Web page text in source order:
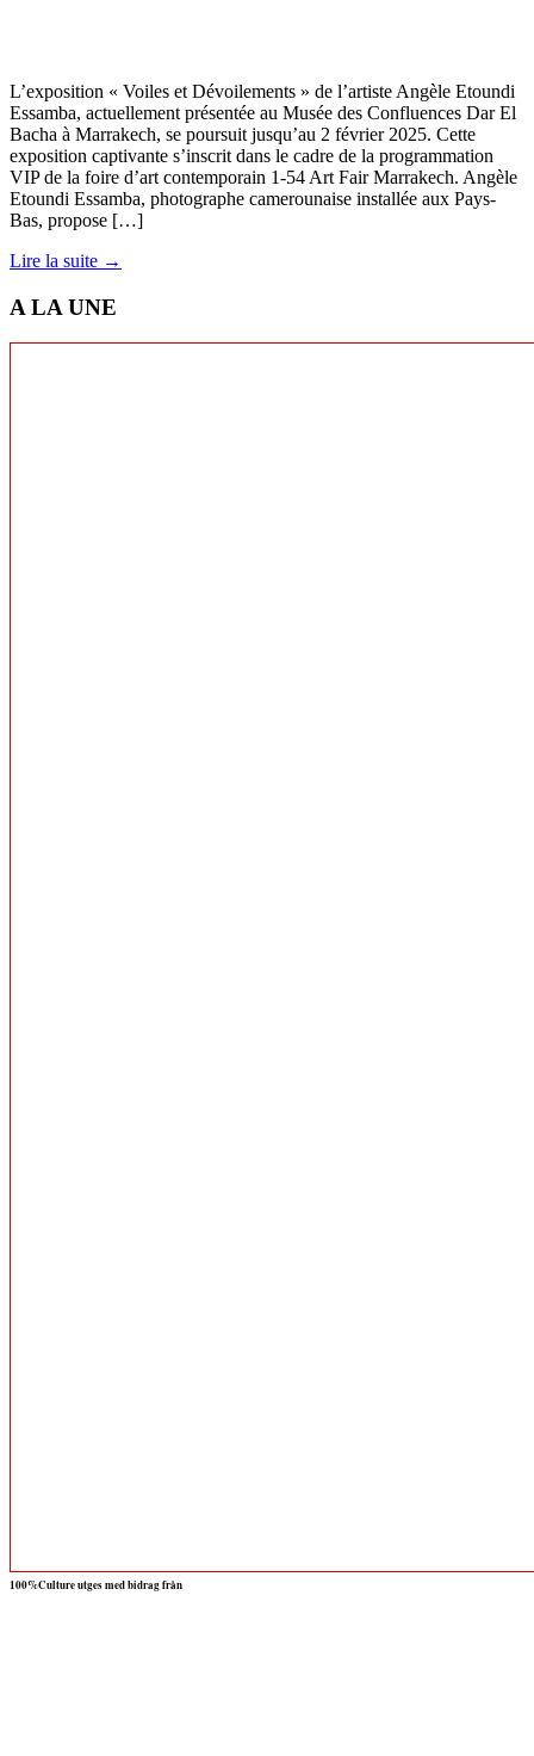
L’exposition « Voiles et Dévoilements » de l’artiste Angèle Etoundi
Essamba, actuellement présentée au Musée des Confluences Dar El
Bacha à Marrakech, se poursuit jusqu’au 2 février 2025. Cette
exposition captivante s’inscrit dans le cadre de la programmation
VIP de la foire d’art contemporain 1-54 Art Fair Marrakech. Angèle
Etoundi Essamba, photographe camerounaise installée aux Pays-
Bas, propose […]
Lire la suite →
A LA UNE
100%Culture utges med bidrag från